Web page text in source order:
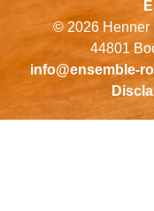
© 2026 Henner
44801
info@ensemble-